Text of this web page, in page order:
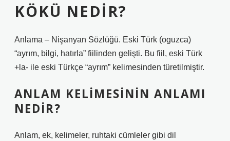
KÖKÜ NEDIR?
Anlama – Nişanyan Sözlüğü. Eski Türk (oguzca)
“ayrım, bilgi, hatırla” fiilinden gelişti. Bu fiil, eski Türk
+la- ile eski Türkçe “ayrım” kelimesinden türetilmiştir.
ANLAM KELIMESININ ANLAMI
NEDIR?
Anlam, ek, kelimeler, ruhtaki cümleler gibi dil